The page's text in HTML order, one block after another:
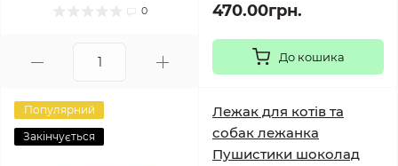
0 470.00грн.
До кошика
Популярний
Закінчується
Лежак для котів та
собак лежанка
Пушистики шоколад